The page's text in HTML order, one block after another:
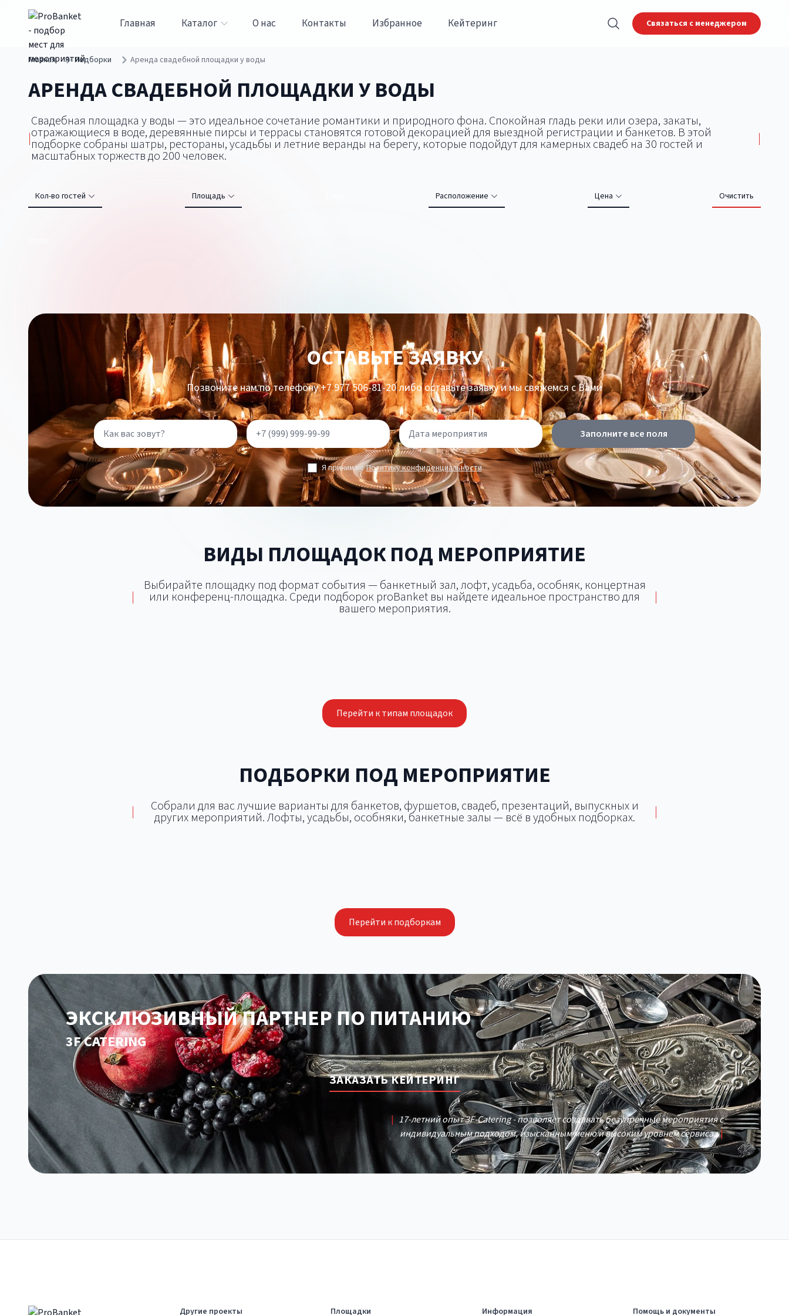
Главная Каталог О нас Контакты Избранное Кейтеринг Связаться с менеджером
Главная Подборки Аренда свадебной площадки у воды
АРЕНДА СВАДЕБНОЙ ПЛОЩАДКИ У ВОДЫ
|
Свадебная площадка у воды — это идеальное сочетание романтики и природного фона. Спокойная гладь реки или озера, закаты,
отражающиеся в воде, деревянные пирсы и террасы становятся готовой декорацией для выездной регистрации и банкетов. В этой
подборке собраны шатры, рестораны, усадьбы и летние веранды на берегу, которые подойдут для камерных свадеб на 30 гостей и
масштабных торжеств до 200 человек.
|
Кол-во гостей Площадь Расположение Цена Очистить
ОСТАВЬТЕ ЗАЯВКУ
Позвоните нам по телефону +7 977 506-81-20 либо оставьте заявку и мы свяжемся с Вами
Заполните все поля
Я принимаю Политику конфиденциальности
ВИДЫ ПЛОЩАДОК ПОД МЕРОПРИЯТИЕ
|
Выбирайте площадку под формат события — банкетный зал, лофт, усадьба, особняк, концертная
или конференц-площадка. Среди подборок proBanket вы найдете идеальное пространство для
вашего мероприятия.
|
Перейти к типам площадок
ПОДБОРКИ ПОД МЕРОПРИЯТИЕ
| Собрали для вас лучшие варианты для банкетов, фуршетов, свадеб, презентаций, выпускных и
других мероприятий. Лофты, усадьбы, особняки, банкетные залы — всё в удобных подборках. |
Площадки для фуршетов и
Перейти к подборкам
ЭКСКЛЮЗИВНЫЙ ПАРТНЕР ПО ПИТАНИЮ
3F CATERING
ЗАКАЗАТЬ КЕЙТЕРИНГ
| 17-летний опыт 3F-Catering - позволяет создавать безупречные мероприятия с
индивидуальным подходом, изысканным меню и высоким уровнем сервиса. |
Другие проекты Площадки Информация Помощь и документы